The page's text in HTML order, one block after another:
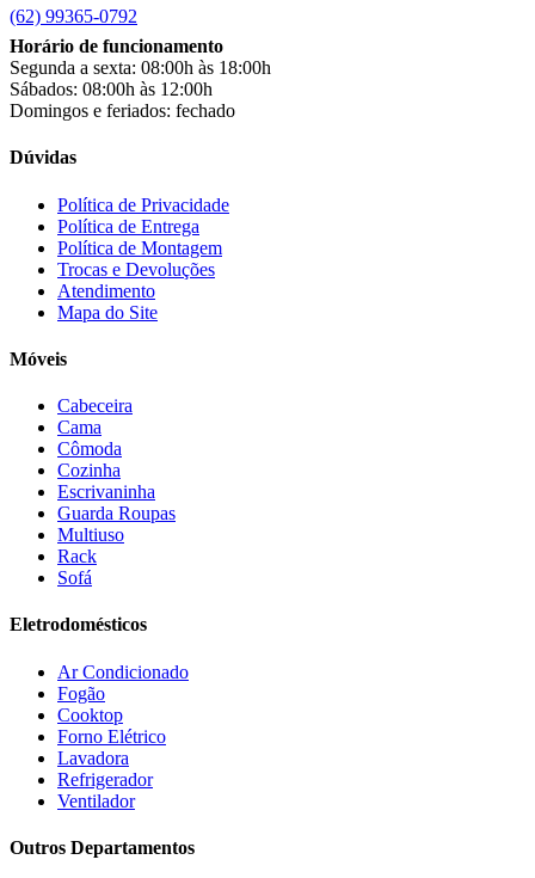
clock
Colibri
Colli(53)
Colormaq(43)
Companhia do Estofado
Cotherm(2)
D' Doro Móveis
Dako(23)
Demóbile(13)
Dômina
Doripel
Estofados solar
Fischer
Giga
Gree(3)
Henn
Hisense
Hot Sat
HP
JB BECHARA
(62) 99365-0792
Horário de funcionamento
Segunda a sexta: 08:00h às 18:00h
Sábados: 08:00h às 12:00h
Domingos e feriados: fechado
Dúvidas
Política de Privacidade
Política de Entrega
Política de Montagem
Trocas e Devoluções
Atendimento
Mapa do Site
Móveis
Cabeceira
Cama
Cômoda
Cozinha
Escrivaninha
Guarda Roupas
Multiuso
Rack
Sofá
Eletrodomésticos
Ar Condicionado
Fogão
Cooktop
Forno Elétrico
Lavadora
Refrigerador
Ventilador
Outros Departamentos